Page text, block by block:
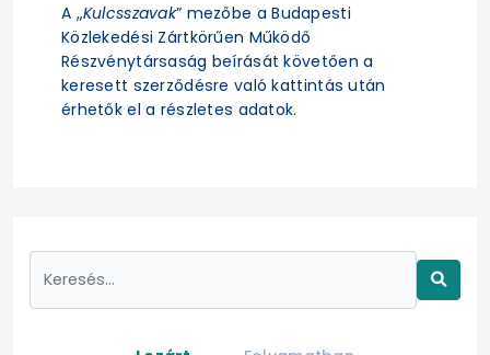
A „Kulcsszavak” mezőbe a Budapesti
Közlekedési Zártkörűen Működő
Részvénytársaság beírását követően a
keresett szerződésre való kattintás után
érhetők el a részletes adatok.